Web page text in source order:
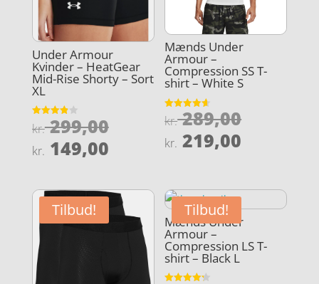
Under Armour
Kvinder – HeatGear
Mid-Rise Shorty – Sort
XL
Vurderet
3.9
kr.299,00Den
oprindelige
kr. 299,00.
kr. 149,00Den
pris
er:
kr. 149,00.
Mænds Under
Armour –
Compression SS T-
shirt – White S
Vurderet
4.6
kr.289,00Den
kr.
kr. 219,00
er:
kr.
Tilbud! Tilbud!
Mænds Under
Armour –
Compression LS T-
shirt – Black L